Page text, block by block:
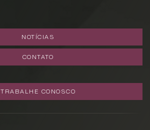
NOTÍCIAS
CONTATO
TRABALHE CONOSCO